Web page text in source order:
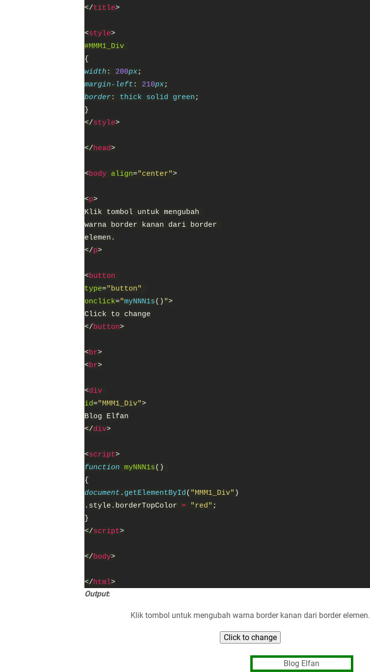
</title>
<style>
#MMM1_Div
{
width : 200px;
margin-left : 210px;
border: thick solid green ;
}
</style>
</head>
<body align="center">
<p>
Klik tombol untuk mengubah
warna border kanan dari border
elemen.
</p>
<button
type="button"
onclick="myNNN1s() ">
Click to change
</button>
<br>
<br>
<div
id="MMM1_Div">
Blog Elfan
</div>
<script>
function myNNN1s()
{
document . getElementById ( "MMM1_Div" )
.style.borderTopColor = "red" ;
}
</script>
</body>
</html>
Output:
Klik tombol untuk mengubah warna border kanan dari border elemen.
Click to change
Blog Elfan